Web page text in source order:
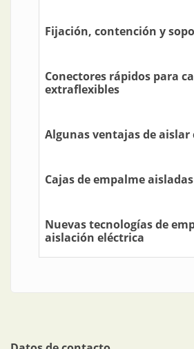
Fijación, contención y
Conectores rápidos para
extraflexibles
Algunas ventajas de aislar
Cajas de empalme
Nuevas tecnologías de
aislación eléctrica